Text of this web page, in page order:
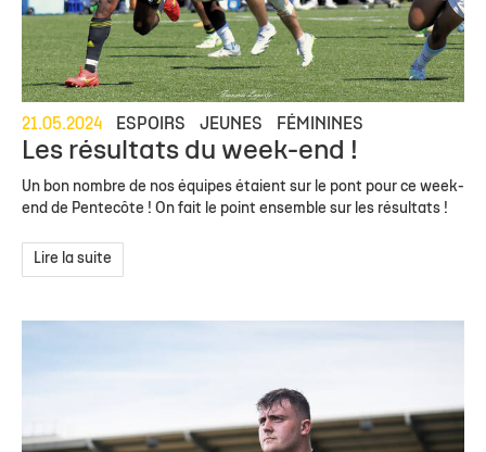
21.05.2024 ESPOIRS JEUNES FÉMININES
Les résultats du week-end !
Un bon nombre de nos équipes étaient sur le pont pour ce week-
end de Pentecôte ! On fait le point ensemble sur les résultats !
Lire la suite